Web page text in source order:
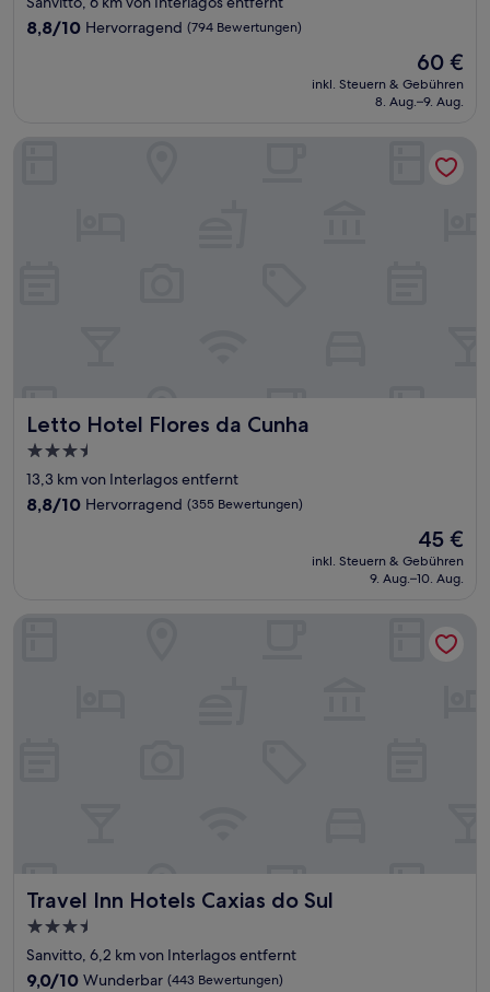
Unterkunft
8.8
8,8/10 Hervorragend (794 Bewertungen)
Der
Preis
beträgt
60 €
inkl. Steuern & Gebühren
8. Aug.–9. Aug.
Letto Hotel Flores da Cunha
Letto Hotel Flores da Cunha
3.5-
Sterne-
Unterkunft
13,3 km von Interlagos entfernt
8.8
8,8/10 Hervorragend (355 Bewertungen)
Der
Preis
beträgt
45 €
inkl. Steuern & Gebühren
9. Aug.–10. Aug.
Travel Inn Hotels Caxias do Sul
Travel Inn Hotels Caxias do Sul
3.5-
Sterne-
Unterkunft
Sanvitto, 6,2 km von Interlagos entfernt
9.0
9,0/10 Wunderbar (443 Bewertungen)
Travel Inn Hotels Caxias do Sul